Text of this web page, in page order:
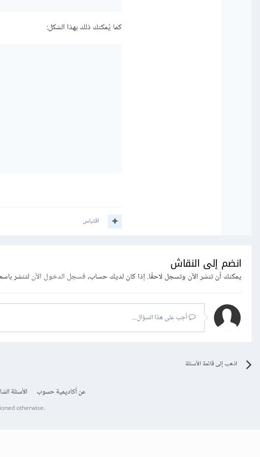
كما يُمكنك ذلك بهذا الشكل:
اقتباس
انضم إلى النقاش
يمكنك أن تنشر الآن وتسجل لاحقًا. إذا كان لديك حساب،فسجل الدخول الآنلتنشر
أجب على هذا السؤال...
اذهب إلى قائمة الأسئلة
عن أكاديمية حسوب الأسئلة
otherwise.